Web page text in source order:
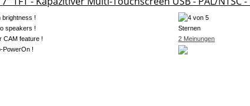
brightness !
speakers !
CAM feature !
PowerOn !
2 Meinungen